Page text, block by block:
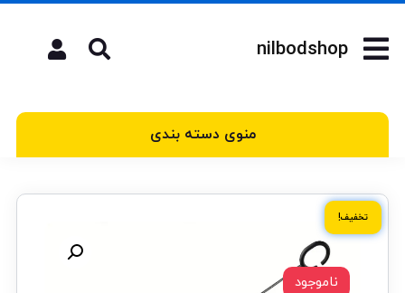
nilbodshop
منوی دسته بندی
تخفیف!
ناموجود